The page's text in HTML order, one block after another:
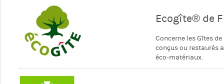
Ecogîte® de
Concerne les Gîtes
conçus ou restaurés
éco-matériaux.